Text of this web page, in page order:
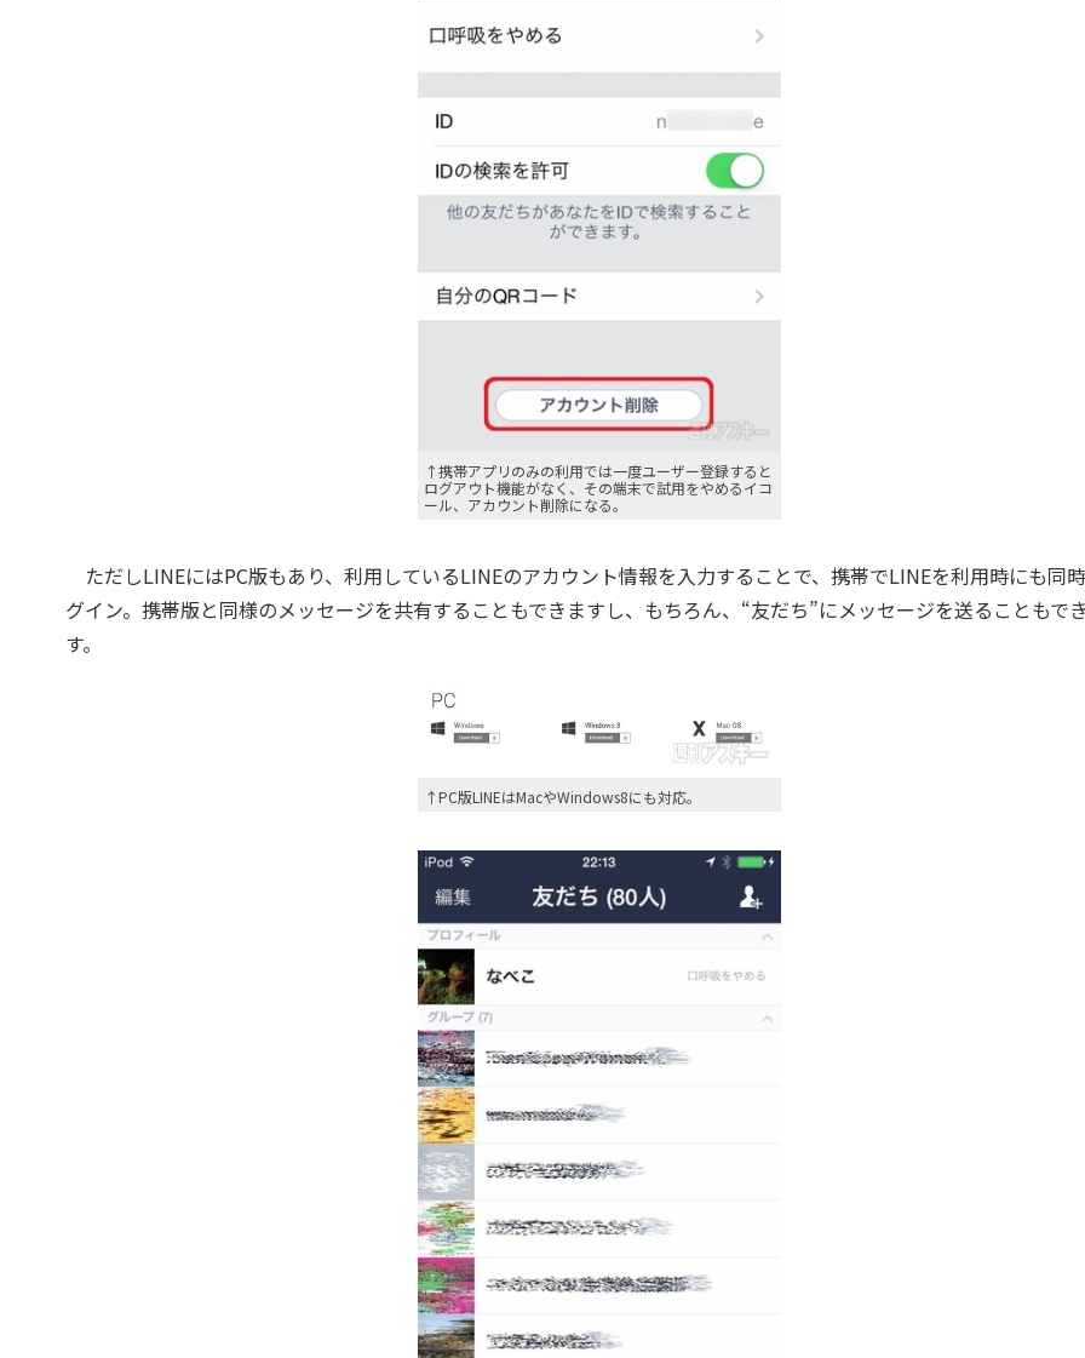
↑携帯アプリのみの利用では一度ユーザー登録すると
ログアウト機能がなく、その端末で試用をやめるイコ
ール、アカウント削除になる。
ただしLINEにはPC版もあり、利用しているLINEのアカウント情報を入力することで、携帯でLINEを利用時にも同
グイン。携帯版と同様のメッセージを共有することもできますし、もちろん、“友だち”にメッセージを送ることもで
す。
↑PC版LINEはMacやWindows8にも対応。